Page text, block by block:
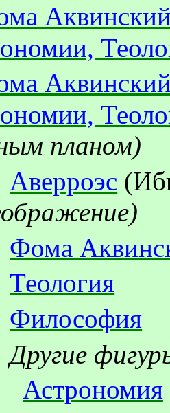
планом)
Аверроэс
Фома
Теология
Философия
Другие
Астрономия